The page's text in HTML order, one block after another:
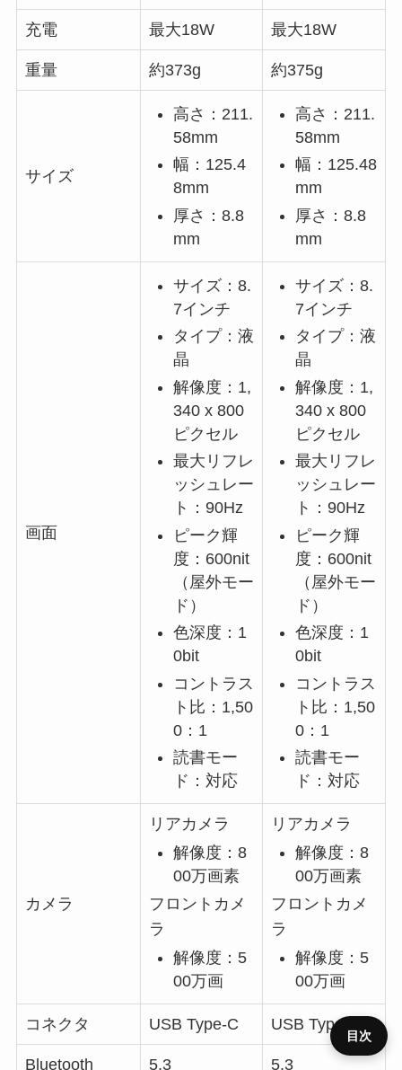
充電 最大18W 最大18W
重量 約373g 約375g
サイズ
高さ：211.
58mm
幅：125.4
8mm
厚さ：8.8
mm
高さ：211.
58mm
幅：125.48
mm
厚さ：8.8
mm
画面
サイズ：8.
7インチ
タイプ：液
晶
解像度：1,
340 x 800
ピクセル
最大リフレ
ッシュレー
ト：90Hz
ピーク輝
度：600nit
（屋外モー
ド）
色深度：1
0bit
コントラス
ト比：1,50
0：1
読書モー
ド：対応
サイズ：8.
7インチ
タイプ：液
晶
解像度：1,
340 x 800
ピクセル
最大リフレ
ッシュレー
ト：90Hz
ピーク輝
度：600nit
（屋外モー
ド）
色深度：1
0bit
コントラス
ト比：1,50
0：1
読書モー
ド：対応
カメラ
リアカメラ
解像度：8
00万画素
フロントカメ
ラ
解像度：5
00万画
リアカメラ
解像度：8
00万画素
フロントカメ
ラ
解像度：5
00万画
コネクタ USB Type-C USB Type-C
Bluetooth 5.3 5.3
目次